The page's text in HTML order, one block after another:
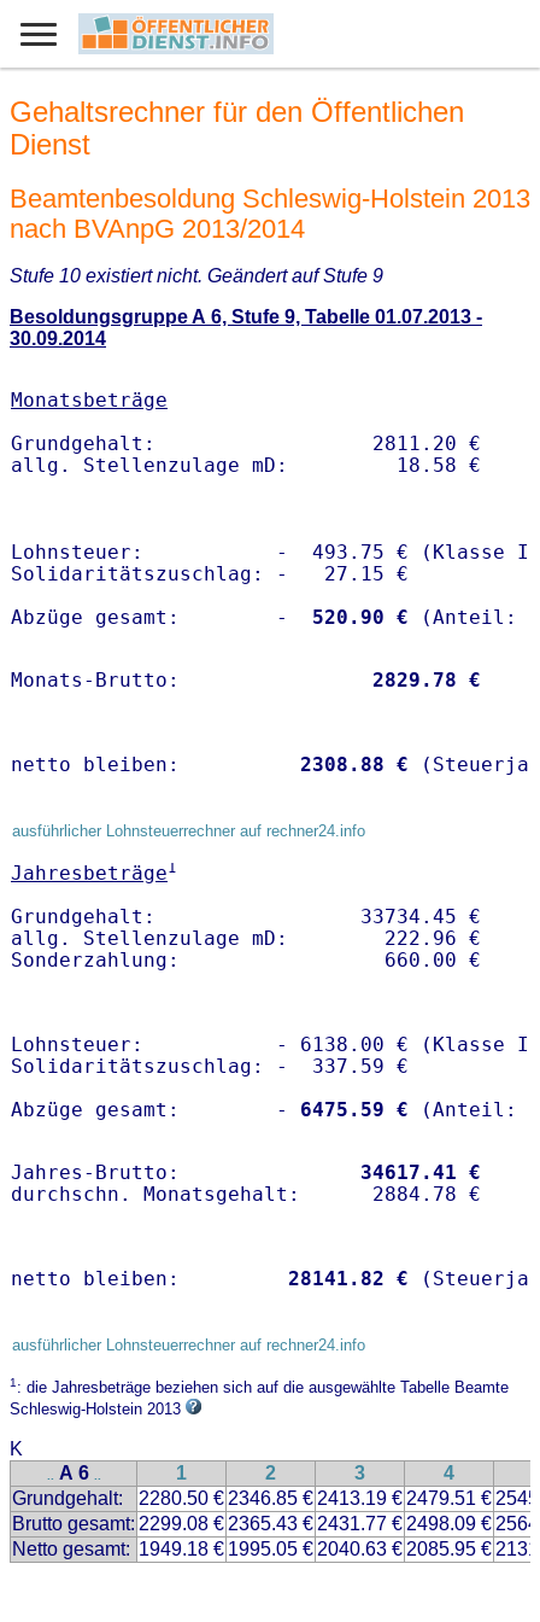
Gehaltsrechner für den Öffentlichen
Dienst
Beamtenbesoldung Schleswig-Holstein 2013
nach BVAnpG 2013/2014
Stufe 10 existiert nicht. Geändert auf Stufe 9
Besoldungsgruppe A 6, Stufe 9, Tabelle 01.07.2013 -
30.09.2014
Monatsbeträge
Grundgehalt:                  2811.20 €
Lohnsteuer:           -  493.75 € (Klasse I)
Solidaritätszuschlag: -   27.15 €
Abzüge gesamt:        -
  520.90 €
Monats-Brutto: 2829.78 €
netto bleiben: 2308.88 €
ausführlicher Lohnsteuerrechner auf rechner24.info
Jahresbeträge1
Grundgehalt:                 33734.45 €
allg. Stellenzulage mD:        222.96 €
Lohnsteuer:           - 6138.00 € (Klasse I)
Solidaritätszuschlag: -  337.59 €
Abzüge gesamt:        -
6475.59 €
Jahres-Brutto: 34617.41 €
netto bleiben: 28141.82 €
ausführlicher Lohnsteuerrechner auf rechner24.info
1: die Jahresbeträge beziehen sich auf die ausgewählte Tabelle Beamte
Schleswig-Holstein 2013
K
.. A 6 .. 1 2 3 4
Grundgehalt:
2280.50 € 2346.85 € 2413.19 € 2479.51 €
Brutto gesamt: 2299.08 € 2365.43 € 2431.77 € 2498.09 €
Netto gesamt: 1949.18 € 1995.05 € 2040.63 € 2085.95 €